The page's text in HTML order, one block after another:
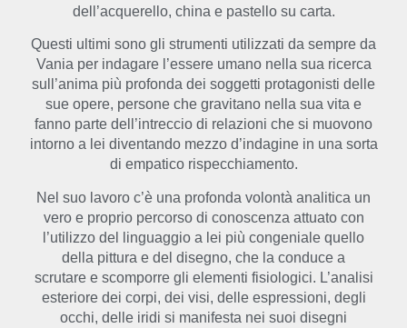
dell’acquerello, china e pastello su carta.
Questi ultimi sono gli strumenti utilizzati da sempre da
Vania per indagare l’essere umano nella sua ricerca
sull’anima più profonda dei soggetti protagonisti delle
sue opere, persone che gravitano nella sua vita e
fanno parte dell’intreccio di relazioni che si muovono
intorno a lei diventando mezzo d’indagine in una sorta
di empatico rispecchiamento.
Nel suo lavoro c’è una profonda volontà analitica un
vero e proprio percorso di conoscenza attuato con
l’utilizzo del linguaggio a lei più congeniale quello
della pittura e del disegno, che la conduce a
scrutare e scomporre gli elementi fisiologici. L’analisi
esteriore dei corpi, dei visi, delle espressioni, degli
occhi, delle iridi si manifesta nei suoi disegni